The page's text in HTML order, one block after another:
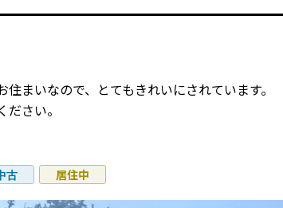
住まいなので、とてもきれいにされています。
さい。
古 居住中